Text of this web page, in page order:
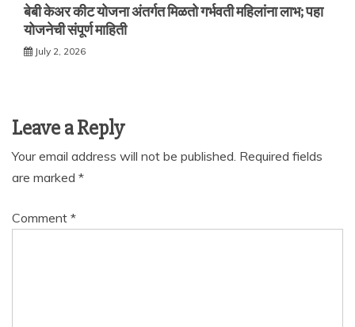
बेबी केअर कीट योजना अंतर्गत मिळतो गर्भवती महिलांना लाभ; पहा
योजनेची संपूर्ण माहिती
July 2, 2026
Leave a Reply
Your email address will not be published. Required fields
are marked *
Comment *